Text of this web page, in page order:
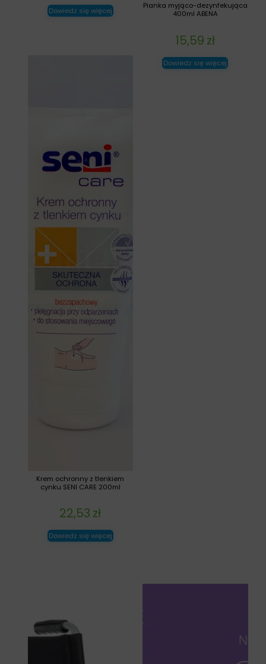
Pianka myjąco-dezynfekująca
400ml ABENA
15,59 zł
Dowiedz się więcej
Dowiedz się więcej
Krem ochronny z tlenkiem
cynku SENI CARE 200ml
22,53 zł
Dowiedz się więcej